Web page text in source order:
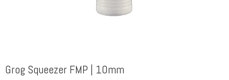
Grog Squeezer FMP | 10mm